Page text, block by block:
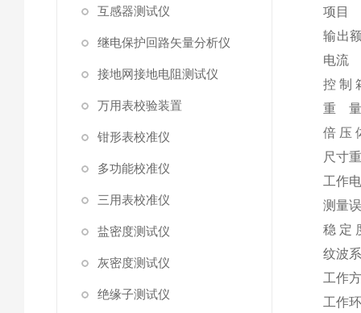
互感器测试仪
继电保护回路矢量分析仪
接地网接地电阻测试仪
万用表校验装置
钳形表校准仪
多功能校准仪
三用表校准仪
盐密度测试仪
灰密度测试仪
绝缘子测试仪
项目
输出
电流
控 制
重
倍 压
尺寸
工作
测量
稳 定
纹波
工作
工作